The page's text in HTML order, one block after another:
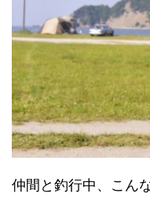
仲間と釣行中、こん